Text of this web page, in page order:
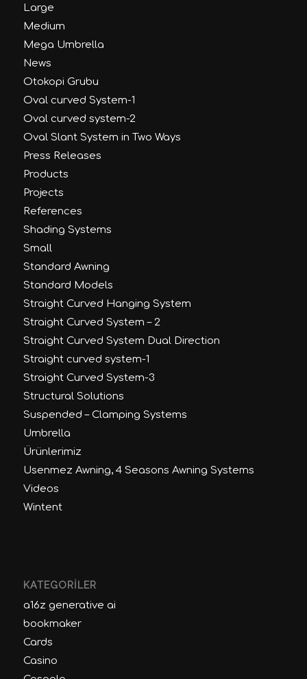
Large
Medium
Mega Umbrella
News
Otokopi Grubu
Oval curved System-1
Oval curved system-2
Oval Slant System in Two Ways
Press Releases
Products
Projects
References
Shading Systems
Small
Standard Awning
Standard Models
Straight Curved Hanging System
Straight Curved System – 2
Straight Curved System Dual Direction
Straight curved system-1
Straight Curved System-3
Structural Solutions
Suspended – Clamping Systems
Umbrella
Ürünlerimiz
Usenmez Awning, 4 Seasons Awning Systems
Videos
Wintent
KATEGORILER
a16z generative ai
bookmaker
Cards
Casino